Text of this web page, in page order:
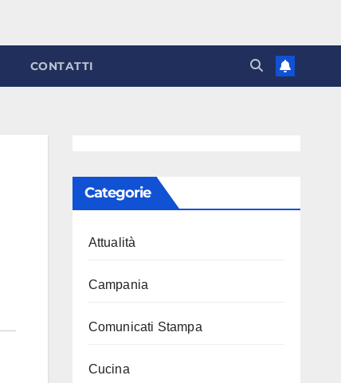
CONTATTI
Categorie
Attualità
Campania
Comunicati Stampa
Cucina